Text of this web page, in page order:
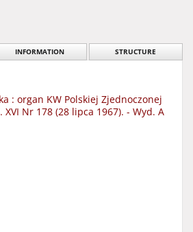
INFORMATION STRUCTURE
: organ KW Polskiej Zjednoczonej
Nr 178 (28 lipca 1967). - Wyd. A